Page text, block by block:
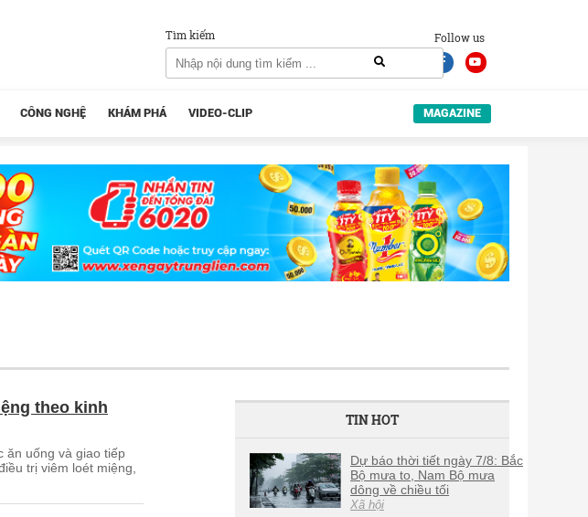
Follow us
Tìm kiếm
CÔNG NGHỆ KHÁM PHÁ VIDEO-CLIP MAGAZINE
theo kinh
ăn uống và giao tiếp
trị viêm loét miệng,
TIN HOT
Dự báo thời tiết ngày 7/8: Bắc
Bộ mưa to, Nam Bộ mưa
dông về chiều tối
Xã hội